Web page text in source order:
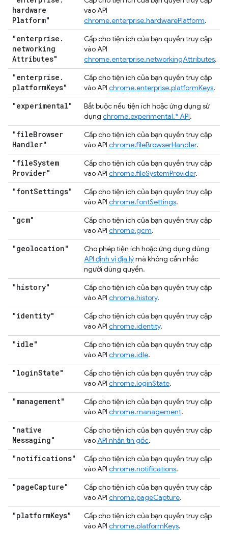
hardware
Platform"
vào API
chrome.enterprise.hardwarePlatform.
"enterprise .
networking
Attributes"
Cấp cho tiện ích của bạn quyền truy cập
vào API
chrome.enterprise.networkingAttributes.
"enterprise .
platformKeys"
Cấp cho tiện ích của bạn quyền truy cập
vào API chrome.enterprise.platformKeys.
"experimental"
Bắt buộc nếu tiện ích hoặc ứng dụng sử
dụng chrome.experimental.* API.
"fileBrowser
Handler"
Cấp cho tiện ích của bạn quyền truy cập
vào API chrome.fileBrowserHandler.
"fileSystem
Provider"
Cấp cho tiện ích của bạn quyền truy cập
vào API chrome.fileSystemProvider.
"fontSettings"
Cấp cho tiện ích của bạn quyền truy cập
vào API chrome.fontSettings.
"gcm"
Cấp cho tiện ích của bạn quyền truy cập
vào API chrome.gcm.
"geolocation"
Cho phép tiện ích hoặc ứng dụng dùng
API định vị địa lýmà không cần nhắc
người dùng quyền.
"history"
Cấp cho tiện ích của bạn quyền truy cập
vào API chrome.history.
"identity"
Cấp cho tiện ích của bạn quyền truy cập
vào API chrome.identity.
"idle"
Cấp cho tiện ích của bạn quyền truy cập
vào API chrome.idle.
"loginState"
Cấp cho tiện ích của bạn quyền truy cập
vào API chrome.loginState.
"management"
Cấp cho tiện ích của bạn quyền truy cập
vào API chrome.management.
"native
Messaging"
Cấp cho tiện ích của bạn quyền truy cập
vàoAPI nhắn tin gốc.
"notifications"
Cấp cho tiện ích của bạn quyền truy cập
vào API chrome.notifications.
"pageCapture"
Cấp cho tiện ích của bạn quyền truy cập
vào API chrome.pageCapture.
"platformKeys"
Cấp cho tiện ích của bạn quyền truy cập
vào API chrome.platformKeys.